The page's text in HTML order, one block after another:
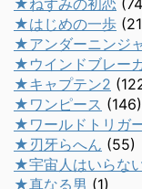
★ねずみの初恋
★はじめの一歩
★アンダーニンジ
★ウインドブレー
★キャプテン2
★ワンピース (146)
★ワールドトリガ
★刃牙らへん (55)
★宇宙人はいらな
★真なる男 (1)